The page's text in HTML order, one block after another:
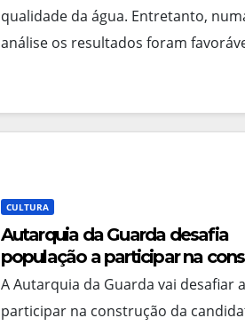
qualidade da água. Entretanto,
análise os resultados foram
CULTURA
Autarquia da Guarda desafia
população a participar na
da candidatura a Capital
Cultura 2028
A Autarquia da Guarda vai desafiar
participar na construção da